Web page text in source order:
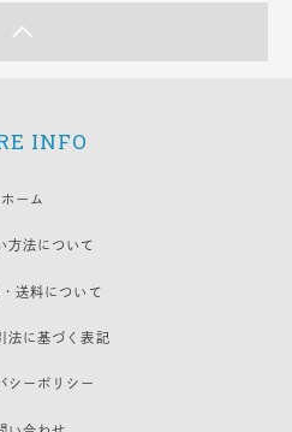
INFO
ホーム
方法について
送料について
法に基づく表記
シーポリシー